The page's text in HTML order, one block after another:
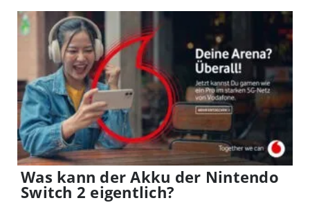
Was kann der Akku der Nintendo
Switch 2 eigentlich?